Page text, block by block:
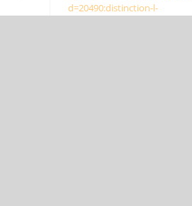
d=20490:distinction-l-